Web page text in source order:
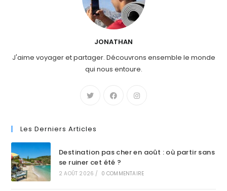
JONATHAN
J'aime voyager et partager. Découvrons ensemble le monde
qui nous entoure.
Les Derniers Articles
Destination pas cher en août : où partir sans
se ruiner cet été ?
2 AOÛT 2026 / 0 COMMENTAIRE